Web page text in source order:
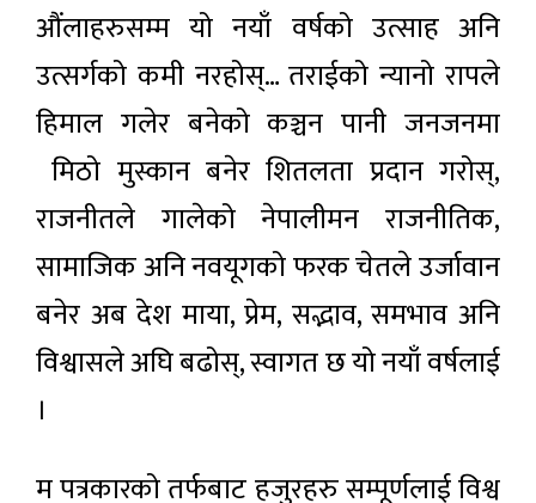
औंलाहरुसम्म यो नयाँ वर्षको उत्साह अनि
उत्सर्गको कमी नरहोस्… तराईको न्यानो रापले
हिमाल गलेर बनेको कञ्चन पानी जनजनमा
मिठो मुस्कान बनेर शितलता प्रदान गरोस्,
राजनीतले गालेको नेपालीमन राजनीतिक,
सामाजिक अनि नवयूगको फरक चेतले उर्जावान
बनेर अब देश माया, प्रेम, सद्भाव, समभाव अनि
विश्वासले अघि बढोस्, स्वागत छ यो नयाँ वर्षलाई
।
म पत्रकारको तर्फबाट हजुरहरु सम्पूर्णलाई विश्व